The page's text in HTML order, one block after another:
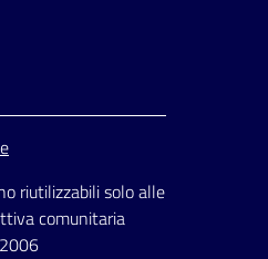
riutilizzabili solo alle
comunitaria